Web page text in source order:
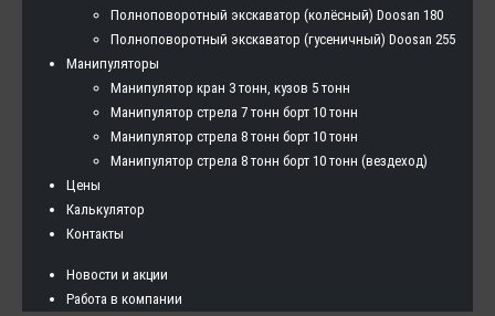
Полноповоротный экскаватор (колёсный) Doosan 180
Полноповоротный экскаватор (гусеничный) Doosan 255
Манипуляторы
Манипулятор кран 3 тонн, кузов 5 тонн
Манипулятор стрела 7 тонн борт 10 тонн
Манипулятор стрела 8 тонн борт 10 тонн
Манипулятор стрела 8 тонн борт 10 тонн (вездеход)
Цены
Калькулятор
Контакты
Новости и акции
Работа в компании